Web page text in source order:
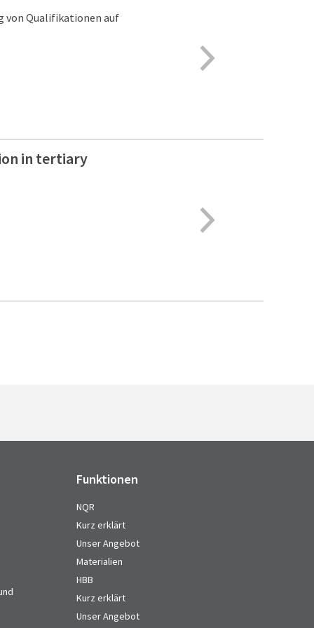
von Qualifikationen auf
in tertiary
Funktionen
NQR
Kurz erklärt
Unser Angebot
Materialien
HBB
Kurz erklärt
Unser Angebot